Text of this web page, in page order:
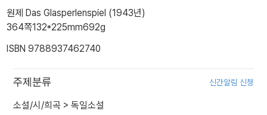
원제 Das Glasperlenspiel (1943년)
364쪽132*225mm692g
ISBN 9788937462740
주제분류 신간알림 신청
소설/시/희곡 > 독일소설